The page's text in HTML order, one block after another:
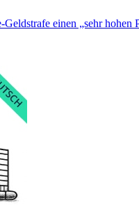
einen „sehr hohen